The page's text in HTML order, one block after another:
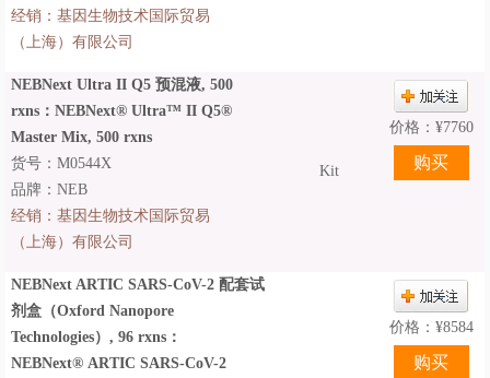
经销： 基因生物技术国际贸易
（上海）有限公司
NEBNext Ultra II Q5 预混液, 500
rxns：NEBNext® Ultra™ II Q5®
Master Mix, 500 rxns
Kit
价格： ¥7760
货号：M0544X
品牌：NEB
经销： 基因生物技术国际贸易
（上海）有限公司
NEBNext ARTIC SARS-CoV-2 配套试
剂盒（Oxford Nanopore
Technologies）, 96 rxns：
NEBNext® ARTIC SARS-CoV-2
价格： ¥8584